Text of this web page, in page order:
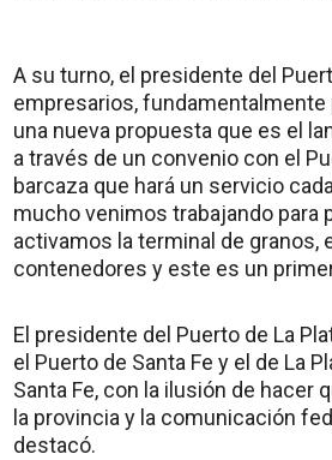
A su turno, el presidente del
empresarios,
una nueva propuesta que es el
a través de un convenio con el
barcaza que hará un servicio
mucho venimos trabajando para
activamos la terminal de granos,
contenedores y este es un
El presidente del Puerto de La
el Puerto de Santa Fe y el de La
Santa Fe, con la ilusión de hacer
la provincia y la comunicación
destacó.